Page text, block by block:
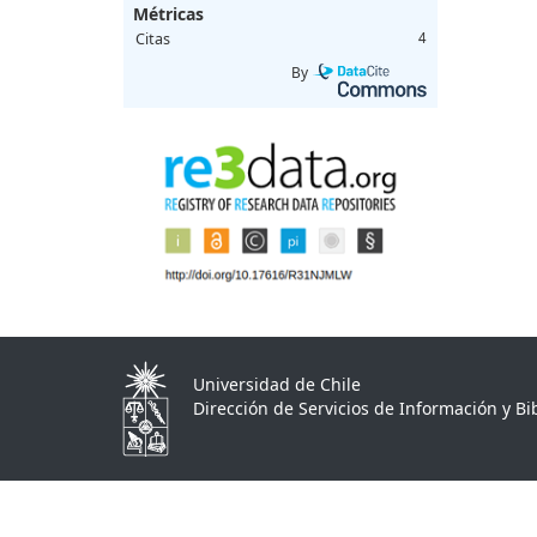
Métricas
Citas 4
By
Universidad de Chile
Dirección de Servicios de Información y